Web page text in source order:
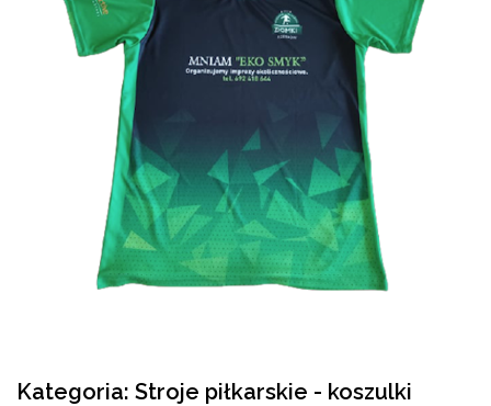
Kategoria: Stroje piłkarskie - koszulki